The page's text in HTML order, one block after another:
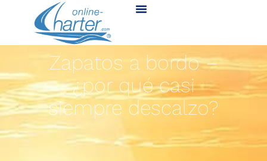
Zapatos a bordo –
¿por qué casi
siempre descalzo?